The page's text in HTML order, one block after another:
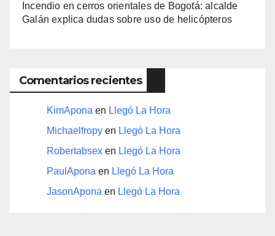
Incendio en cerros orientales de Bogotá: alcalde
Galán explica dudas sobre uso de helicópteros
Comentarios recientes
KimApona en Llegó La Hora
Michaelfropy en Llegó La Hora
Robertabsex en Llegó La Hora
PaulApona en Llegó La Hora
JasonApona en Llegó La Hora